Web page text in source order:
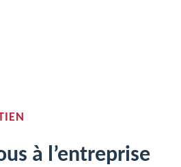
à l’entreprise